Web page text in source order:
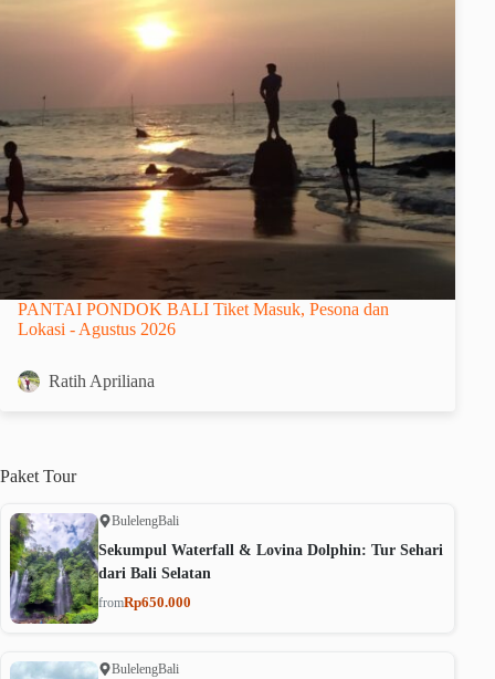
PANTAI PONDOK BALI Tiket Masuk, Pesona dan
Lokasi - Agustus 2026
Ratih Apriliana
Paket Tour
BulelengBali
Sekumpul Waterfall & Lovina Dolphin: Tur Sehari
dari Bali Selatan
fromRp650.000
BulelengBali